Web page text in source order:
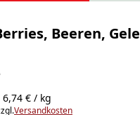
Beeren,
€ / kg
Versandkosten